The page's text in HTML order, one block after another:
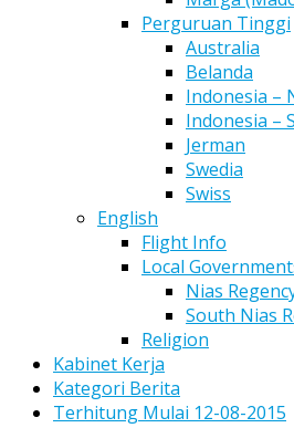
Perguruan Tinggi
Australia
Belanda
Indonesia –
Indonesia –
Jerman
Swedia
Swiss
English
Flight Info
Local
Nias
South Nias
Religion
Kabinet Kerja
Kategori Berita
Terhitung Mulai 12-08-2015